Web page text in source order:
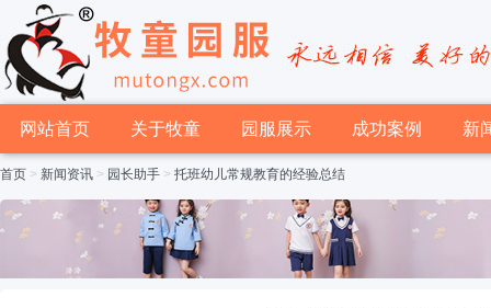
网站首页 关于牧童 园服展示 成功案例 新
首页 > 新闻资讯 > 园长助手 > 托班幼儿常规教育的经验总结